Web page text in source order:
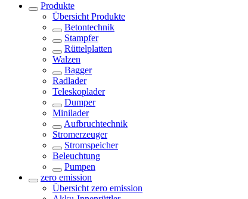
Produkte
Übersicht Produkte
Betontechnik
Stampfer
Rüttelplatten
Walzen
Bagger
Radlader
Teleskoplader
Dumper
Minilader
Aufbruchtechnik
Stromerzeuger
Stromspeicher
Beleuchtung
Pumpen
zero emission
Übersicht zero emission